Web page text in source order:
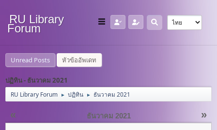
RU Library
Forum
Unread Posts หัวข้ออัพเดท
ปฏิทิน - ธันวาคม 2021
RU Library Forum ► ปฏิทิน ► ธันวาคม 2021
« »
ธันวาคม 2021